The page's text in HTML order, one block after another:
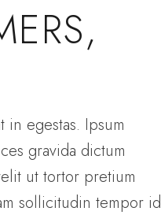
in egestas. Ipsum
gravida dictum
ut tortor pretium
sollicitudin tempor id